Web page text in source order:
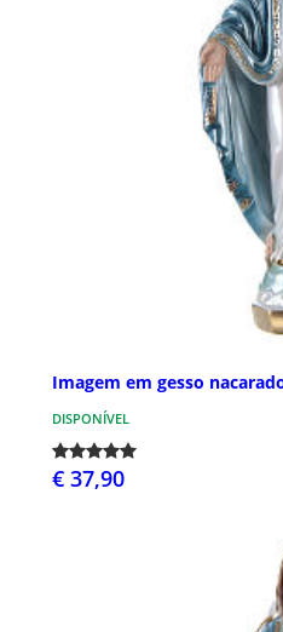
Imagem em gesso
DISPONÍVEL
€ 37,90